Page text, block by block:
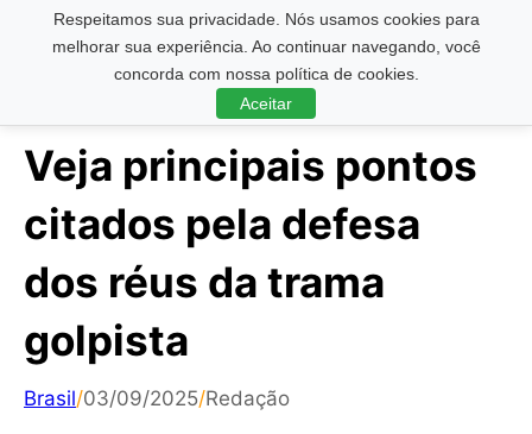
Respeitamos sua privacidade. Nós usamos cookies para
melhorar sua experiência. Ao continuar navegando, você
concorda com nossa política de cookies.
Aceitar
Pesquisar ...
Veja principais pontos
citados pela defesa
dos réus da trama
golpista
Brasil/03/09/2025/Redação